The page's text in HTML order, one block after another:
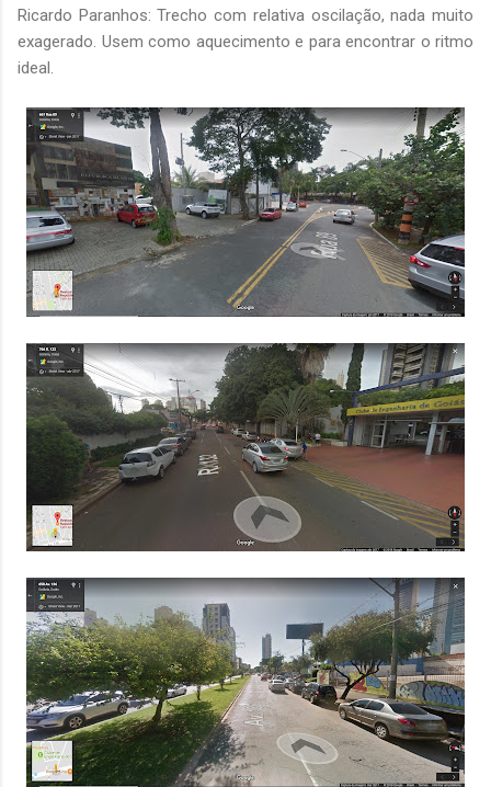
Ricardo Paranhos: Trecho com relativa oscilação, nada muito
exagerado. Usem como aquecimento e para encontrar o ritmo
ideal.